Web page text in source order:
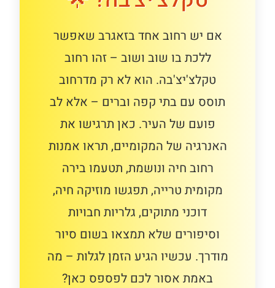
אם יש רחוב אחד בזאגרב שאפשר
ללכת בו שוב ושוב – זהו רחוב
טקלצ'יצ'בה. הוא לא רק מדרחוב
תוסס עם בתי קפה וברים – אלא לב
פועם של העיר. כאן תרגישו את
האנרגיה של המקומיים, תראו אמנות
רחוב חיה ונושמת, תטעמו בירה
מקומית טרייה, תפגשו מוזיקה חיה,
דוכני מתוקים, גלריות חבויות
וסיפורים שלא תמצאו בשום סיור
מודרך. עכשיו הגיע הזמן לגלות – מה
באמת אסור לכם לפספס כאן?